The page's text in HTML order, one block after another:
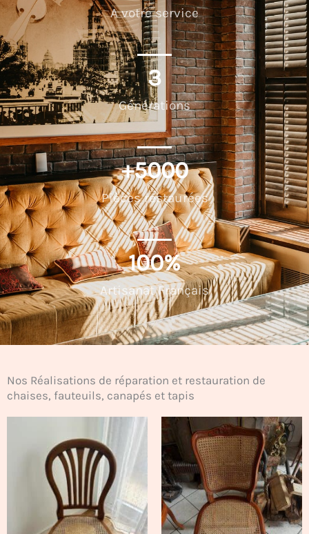
A votre service
Générations
3
Pièces restaurées
+5000
Artisanat Français
100%
Nos Réalisations de réparation et restauration de
chaises, fauteuils, canapés et tapis